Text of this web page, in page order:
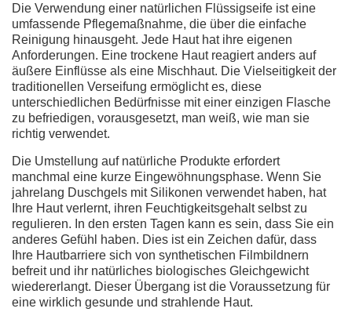
Die Verwendung einer natürlichen Flüssigseife ist eine
umfassende Pflegemaßnahme, die über die einfache
Reinigung hinausgeht. Jede Haut hat ihre eigenen
Anforderungen. Eine trockene Haut reagiert anders auf
äußere Einflüsse als eine Mischhaut. Die Vielseitigkeit der
traditionellen Verseifung ermöglicht es, diese
unterschiedlichen Bedürfnisse mit einer einzigen Flasche
zu befriedigen, vorausgesetzt, man weiß, wie man sie
richtig verwendet.
Die Umstellung auf natürliche Produkte erfordert
manchmal eine kurze Eingewöhnungsphase. Wenn Sie
jahrelang Duschgels mit Silikonen verwendet haben, hat
Ihre Haut verlernt, ihren Feuchtigkeitsgehalt selbst zu
regulieren. In den ersten Tagen kann es sein, dass Sie ein
anderes Gefühl haben. Dies ist ein Zeichen dafür, dass
Ihre Hautbarriere sich von synthetischen Filmbildnern
befreit und ihr natürliches biologisches Gleichgewicht
wiedererlangt. Dieser Übergang ist die Voraussetzung für
eine wirklich gesunde und strahlende Haut.